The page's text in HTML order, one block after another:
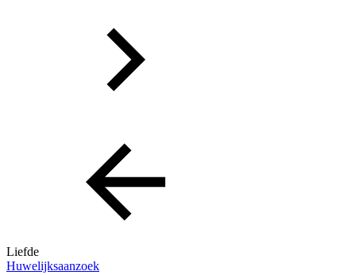
Liefde
Huwelijksaanzoek